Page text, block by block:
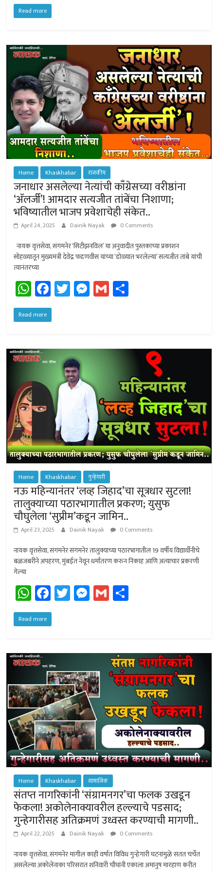
at
p
p
b
ok ge
Read more
Home Khaskhabar राजकीय
जनाधार असलेल्या नेत्यांची काँग्रेसच्या वरीष्ठांना
‘अ‍ॅलर्जी’! आमदार सत्यजीत तांबेंचा निशाणा;
भविष्यातील भाजप प्रवेशाचेही संकेत..
April 24, 2025 Dainik Nayak 0 Comments
नायक वृत्तसेवा, संगमनेर ‘सिटीझनविल’ या अनुवादीत पुस्तकाच्या प्रकाशन
सोहळ्यातून मुख्यमंत्री देवेंद्र फडणवीस यांच्या ‘डोळ्यात भरलेल्या’ सत्यजीत तांबे यांची
त्यानंतरच्या
W
h
at
p
p
Fa
ce
b
ok
T
wi
M
es
ge
r
G
m
Read more
Home Khaskhabar गुन्हेगारी
नऊ महिन्यानंतर ‘लव्ह जिहाद’चा सूत्रधार सुटला!
तालुक्याच्या पठारभागातील प्रकरण; युसुफ
चौघुलेला ‘सुप्रीम’कडून जामिन..
April 23, 2025 Dainik Nayak 0 Comments
नायक वृत्तसेवा, संगमनेर संगमनेर तालुक्याच्या पठारभागातील 19 वर्षीय विद्यार्थीनीचे
बळजबरीने अपहरण, मुंबईत नेवून धर्मांतरण करुन निकाह आणि अत्याचार प्रकरणी
गेल्या
W
h
at
p
p
Fa
ce
b
ok
T
wi
M
es
ge
r
G
m
Read more
Home Khaskhabar सामाजिक
संतप्त नागरिकांनी ‘संग्रामनगर’चा फलक उखडून
फेकला! अकोलेनाक्यावरील हल्ल्याचे पडसाद;
गुन्हेगारीसह अतिक्रमणं उध्वस्त करण्याची मागणी..
April 22, 2025 Dainik Nayak 0 Comments
नायक वृत्तसेवा, संगमनेर मागील काही वर्षात विविध गुन्हेगारी घटनांमुळे सतत चर्चेत
असलेल्या अकोलेनाका परिसरात शनिवारी चौघांनी एकाला अमानुष मारहाण करीत